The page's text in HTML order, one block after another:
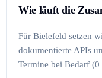
Wie läuft die
Für Bielefeld setzen
dokumentierte APIs
Termine bei Bedarf